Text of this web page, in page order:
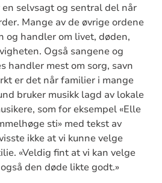
selvsagt og sentral del når
Mange av de øvrige ordene
og handler om livet, døden,
Også sangene og
handler mest om sorg, savn
er det når familier i mange
bruker musikk lagd av lokale
som for eksempel «Elle
sti» med tekst av
ikke at vi kunne velge
«Veldig fint at vi kan velge
den døde likte godt.»